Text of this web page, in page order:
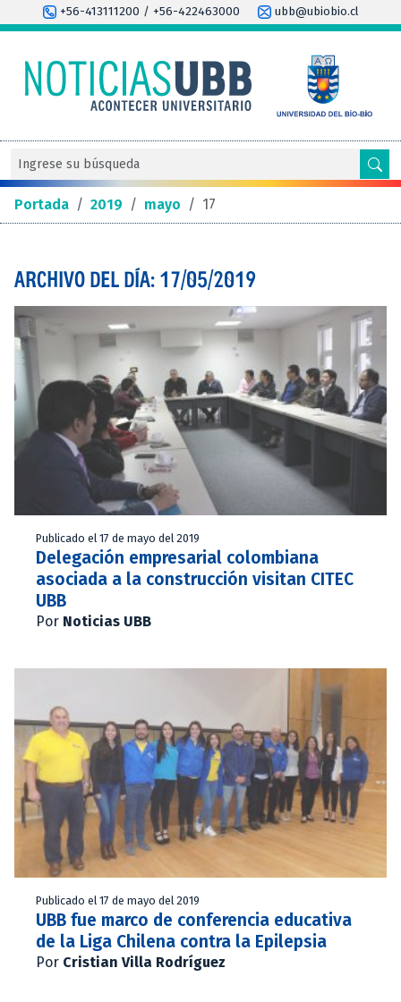
+56-413111200 / +56-422463000 ubb@ubiobio.cl
Portada / 2019 / mayo / 17
ARCHIVO DEL DÍA: 17/05/2019
Publicado el 17 de mayo del 2019
Delegación empresarial colombiana
asociada a la construcción visitan CITEC
UBB
Por Noticias UBB
Publicado el 17 de mayo del 2019
UBB fue marco de conferencia educativa
de la Liga Chilena contra la Epilepsia
Por Cristian Villa Rodríguez